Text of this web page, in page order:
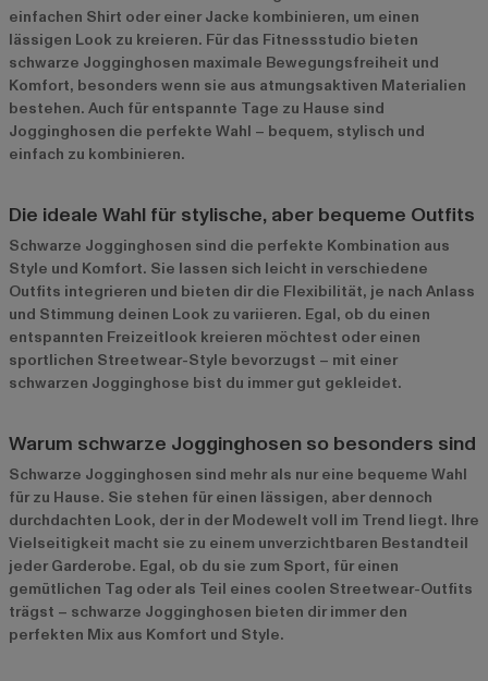
einfachen Shirt oder einer Jacke kombinieren, um einen
lässigen Look zu kreieren. Für das Fitnessstudio bieten
schwarze Jogginghosen maximale Bewegungsfreiheit und
Komfort, besonders wenn sie aus atmungsaktiven Materialien
bestehen. Auch für entspannte Tage zu Hause sind
Jogginghosen die perfekte Wahl – bequem, stylisch und
einfach zu kombinieren.
Die ideale Wahl für stylische, aber bequeme Outfits
Schwarze Jogginghosen sind die perfekte Kombination aus
Style und Komfort. Sie lassen sich leicht in verschiedene
Outfits integrieren und bieten dir die Flexibilität, je nach Anlass
und Stimmung deinen Look zu variieren. Egal, ob du einen
entspannten Freizeitlook kreieren möchtest oder einen
sportlichen Streetwear-Style bevorzugst – mit einer
schwarzen Jogginghose bist du immer gut gekleidet.
Warum schwarze Jogginghosen so besonders sind
Schwarze Jogginghosen sind mehr als nur eine bequeme Wahl
für zu Hause. Sie stehen für einen lässigen, aber dennoch
durchdachten Look, der in der Modewelt voll im Trend liegt. Ihre
Vielseitigkeit macht sie zu einem unverzichtbaren Bestandteil
jeder Garderobe. Egal, ob du sie zum Sport, für einen
gemütlichen Tag oder als Teil eines coolen Streetwear-Outfits
trägst – schwarze Jogginghosen bieten dir immer den
perfekten Mix aus Komfort und Style.